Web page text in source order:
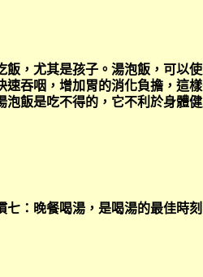
，尤其是孩子。湯泡飯，可以使
速吞咽，增加胃的消化負擔，這
泡飯是吃不得的，它不利於身體
：晚餐喝湯，是喝湯的最佳時刻